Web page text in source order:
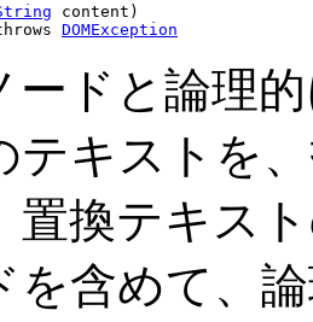
content)
DOMException
ードと論理
テキストを
置換テキス
を含めて、